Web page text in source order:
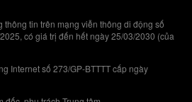
tin trên mạng viễn thông di động số
có giá trị đến hết ngày 25/03/2030 (của
Internet số 273/GP-BTTTT cấp ngày